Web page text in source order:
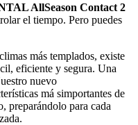
AllSeason Contact 2
el tiempo. Pero puedes
más templados, existe
eficiente y segura. Una
nuevo
má simportantes de
preparándolo para cada